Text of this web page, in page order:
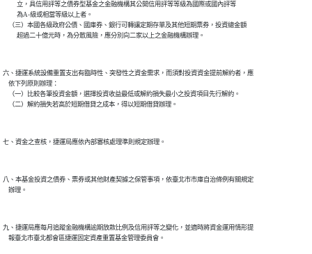
          立，具信用評等之債券型基金之金融機構其公開信用評等等級為國際或國內評等
          為A-級或相當等級以上者。
    （三）本國各級政府公債、國庫券、銀行可轉讓定期存單及其他短期票券，投資總金額
六、捷運系統設備重置支出有臨時性、突發性之資金需求，而須對投資資金提前解約者，應
    依下列原則辦理：
    （一）比較各筆投資金額，選擇投資收益最低或解約損失最小之投資項目先行解約。
八、本基金投資之債券、票券或其他財產契據之保管事項，依臺北市市庫自治條例有關規定
九、捷運局應每月追蹤金融機構逾期放款比例及信用評等之變化，並適時將資金運用情形提